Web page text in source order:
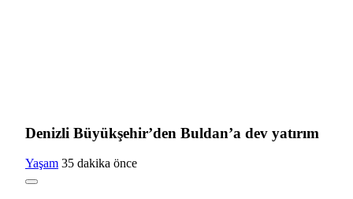
Denizli Büyükşehir’den Buldan’a dev yatırım
Yaşam 35 dakika önce